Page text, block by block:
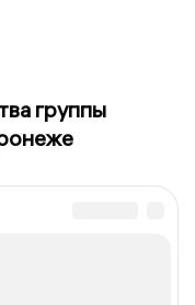
группы